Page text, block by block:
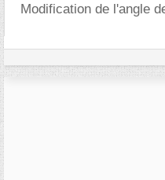
Modification de l'angle